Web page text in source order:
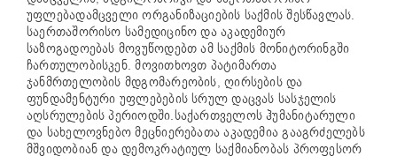
უფლებადამცველი ორგანიზაციების საქმის შესწავლას.
საერთაშორისო სამედიცინო და აკადემიურ
საზოგადოებას მოვუწოდებთ ამ საქმის მონიტორინგში
ჩართულობისკენ. მოვითხოვთ პატიმართა
ჯანმრთელობის მდგომარეობის, ღირსების და
ფუნდამენტური უფლებების სრულ დაცვას სასჯელის
აღსრულების პერიოდში.საქართველოს ჰუმანიტარული
და სახელოვნებო მეცნიერებათა აკადემია გააგრძელებს
მშვიდობიან და დემოკრატიულ საქმიანობას პროფესორ